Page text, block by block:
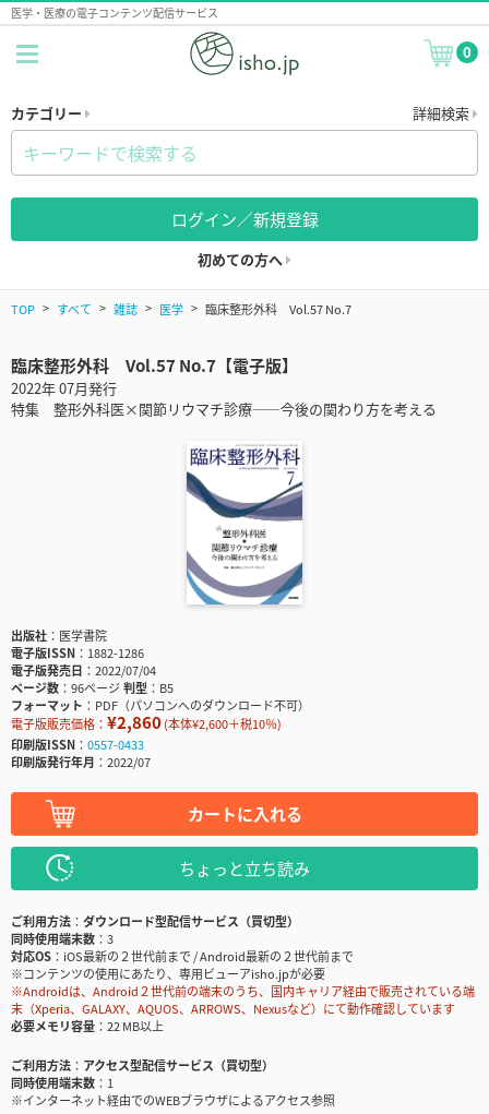
医学・医療の電子コンテンツ配信サービス
0
カテゴリー 詳細検索
ログイン／新規登録
初めての方へ
TOP すべて 雑誌 医学 臨床整形外科 Vol.57 No.7
臨床整形外科 Vol.57 No.7【電子版】
2022年 07月発行
特集 整形外科医×関節リウマチ診療——今後の関わり方を考える
出版社
医学書院
電子版ISSN
1882-1286
電子版発売日
2022/07/04
ページ数
96ページ判型
B5
フォーマット
PDF（パソコンへのダウンロード不可）
電子版販売価格： ¥2,860(本体¥2,600＋税10％)
印刷版ISSN
0557-0433
印刷版発行年月
2022/07
カートに入れる
ちょっと立ち読み
ご利用方法
ダウンロード型配信サービス（買切型）
同時使用端末数
3
対応OS
iOS最新の２世代前まで / Android最新の２世代前まで
※コンテンツの使用にあたり、専用ビューアisho.jpが必要
※Androidは、Android２世代前の端末のうち、国内キャリア経由で販売されている端
末（Xperia、GALAXY、AQUOS、ARROWS、Nexusなど）にて動作確認しています
必要メモリ容量
22 MB以上
ご利用方法
アクセス型配信サービス（買切型）
同時使用端末数
1
※インターネット経由でのWEBブラウザによるアクセス参照